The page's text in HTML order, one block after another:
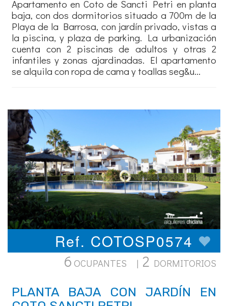
Apartamento en Coto de Sancti Petri en planta
baja, con dos dormitorios situado a 700m de la
Playa de la Barrosa, con jardín privado, vistas a
la piscina, y plaza de parking. La urbanización
cuenta con 2 piscinas de adultos y otras 2
infantiles y zonas ajardinadas. El apartamento
se alquila con ropa de cama y toallas seg&u...
Ref. COTOSP0574
6 OCUPANTES | 2 DORMITORIOS
PLANTA BAJA CON JARDÍN EN